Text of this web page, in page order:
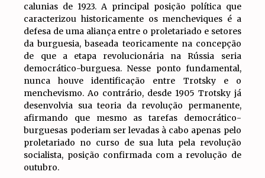
calunias de 1923. A principal posição política que
caracterizou historicamente os mencheviques é a
defesa de uma aliança entre o proletariado e setores
da burguesia, baseada teoricamente na concepção
de que a etapa revolucionária na Rússia seria
democrático-burguesa. Nesse ponto fundamental,
nunca houve identificação entre Trotsky e o
menchevismo. Ao contrário, desde 1905 Trotsky já
desenvolvia sua teoria da revolução permanente,
afirmando que mesmo as tarefas democrático-
burguesas poderiam ser levadas à cabo apenas pelo
proletariado no curso de sua luta pela revolução
socialista, posição confirmada com a revolução de
outubro.